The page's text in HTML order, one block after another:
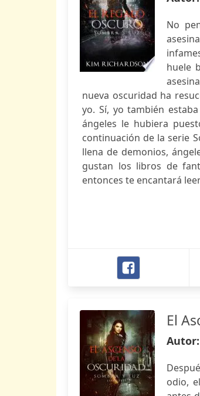
No
huele
nueva oscuridad ha
yo. Sí, yo también
ángeles le hubiera
continuación de la serie
llena de demonios,
gustan los libros de
entonces te encantará
El
Autor:
odio,